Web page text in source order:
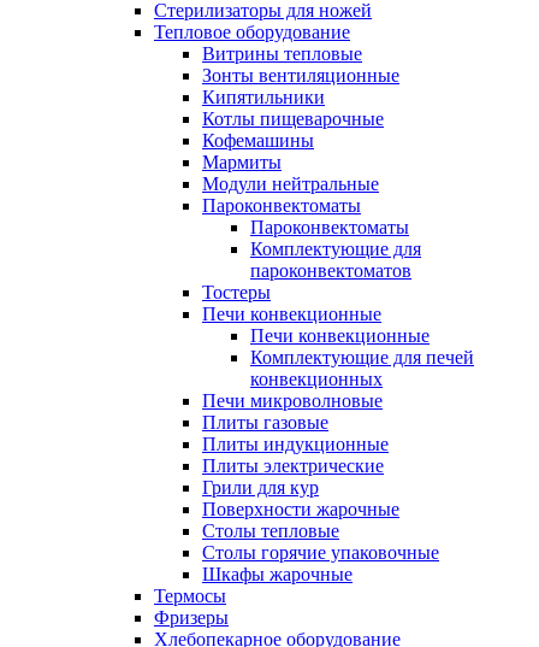
Стерилизаторы для ножей
Тепловое оборудование
Витрины тепловые
Зонты вентиляционные
Кипятильники
Котлы пищеварочные
Кофемашины
Мармиты
Модули нейтральные
Пароконвектоматы
Пароконвектоматы
Комплектующие для
пароконвектоматов
Тостеры
Печи конвекционные
Печи конвекционные
Комплектующие для печей
конвекционных
Печи микроволновые
Плиты газовые
Плиты индукционные
Плиты электрические
Грили для кур
Поверхности жарочные
Столы тепловые
Столы горячие упаковочные
Шкафы жарочные
Термосы
Фризеры
Хлебопекарное оборудование